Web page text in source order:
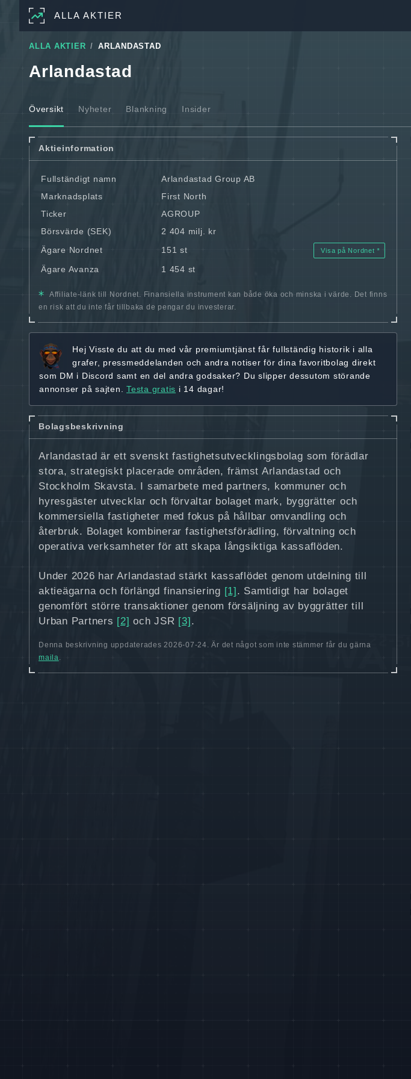
ALLA AKTIER
ALLA AKTIER ARLANDASTAD
Arlandastad
Översikt Nyheter Blankning Insider
Aktieinformation
Fullständigt namn
Arlandastad Group AB
Marknadsplats
First North
Ticker
AGROUP
Börsvärde (SEK)
2 404 milj. kr
Ägare Nordnet
151 st Visa på Nordnet
Ägare Avanza 1 454 st
Affiliate-länk till Nordnet. Finansiella instrument kan både öka och minska i värde. Det finns
en risk att du inte får tillbaka de pengar du investerar.
Hej Visste du att du med vår premiumtjänst fårfullständig historik i alla
grafer, pressmeddelanden och andra notiser för dina favoritbolag direkt
som DM i Discord samt en del andra godsaker? Du slipper dessutom störande
annonser på sajten. Testa gratis i 14 dagar!
Bolagsbeskrivning
Arlandastad är ett svenskt fastighetsutvecklingsbolag som förädlar
stora, strategiskt placerade områden, främst Arlandastad och
Stockholm Skavsta. I samarbete med partners, kommuner och
hyresgäster utvecklar och förvaltar bolaget mark, byggrätter och
kommersiella fastigheter med fokus på hållbar omvandling och
återbruk. Bolaget kombinerar fastighetsförädling, förvaltning och
operativa verksamheter för att skapa långsiktiga kassaflöden.
Under 2026 har Arlandastad stärkt kassaflödet genom utdelning till
aktieägarna och förlängd finansiering [1] . Samtidigt har bolaget
genomfört större transaktioner genom försäljning av byggrätter till
Urban Partners [2] och JSR [3] .
Denna beskrivning uppdaterades 2026-07-24. Är det något som inte stämmer får du gärna
maila.